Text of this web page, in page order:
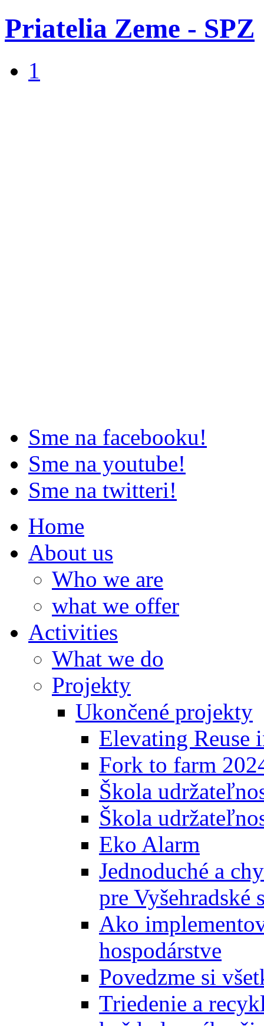
Priatelia Zeme - SPZ
1
Sme na facebooku!
Sme na youtube!
Sme na twitteri!
Home
About us
Who we are
what we offer
Activities
What we do
Projekty
Ukončené projekty
Elevating Reuse
Fork to farm
Škola
Škola
Eko Alarm
Jednoduché a
pre Vyšehradské
Ako
hospodárstve
Povedzme si
Triedenie a